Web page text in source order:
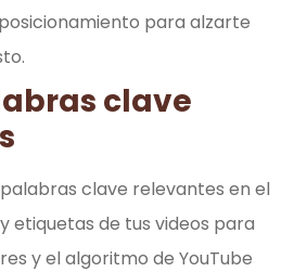
para alzarte
clave
clave relevantes en el
etiquetas de tus videos para
y el algoritmo de YouTube